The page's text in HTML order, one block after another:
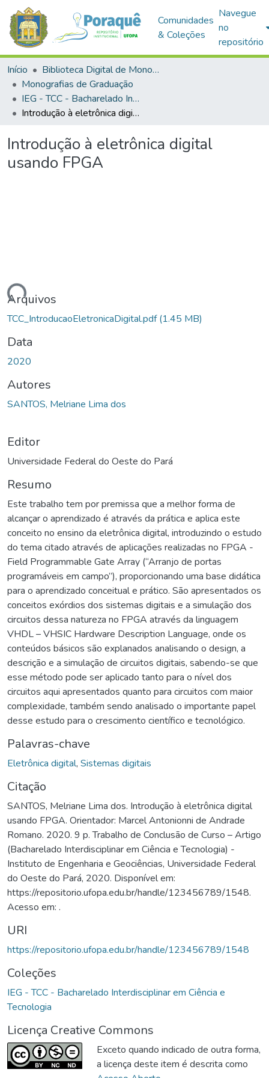
Comunidades
& Coleções
Navegue
no
repositório
Início
Biblioteca Digital de Monografias (BDM)
Monografias de Graduação
IEG - TCC - Bacharelado Interdisciplinar em Ciência e Tecnologia
Introdução à eletrônica digital usando FPGA
Introdução à eletrônica digital
usando FPGA
Arquivos
TCC_IntroducaoEletronicaDigital.pdf(1.45 MB)
Data
2020
Autores
SANTOS, Melriane Lima dos
Editor
Universidade Federal do Oeste do Pará
Resumo
Este trabalho tem por premissa que a melhor forma de
alcançar o aprendizado é através da prática e aplica este
conceito no ensino da eletrônica digital, introduzindo o estudo
do tema citado através de aplicações realizadas no FPGA -
Field Programmable Gate Array (“Arranjo de portas
programáveis em campo”), proporcionando uma base didática
para o aprendizado conceitual e prático. São apresentados os
conceitos exórdios dos sistemas digitais e a simulação dos
circuitos dessa natureza no FPGA através da linguagem
VHDL – VHSIC Hardware Description Language, onde os
conteúdos básicos são explanados analisando o design, a
descrição e a simulação de circuitos digitais, sabendo-se que
esse método pode ser aplicado tanto para o nível dos
circuitos aqui apresentados quanto para circuitos com maior
complexidade, também sendo analisado o importante papel
desse estudo para o crescimento científico e tecnológico.
Palavras-chave
Eletrônica digital, Sistemas digitais
Citação
SANTOS, Melriane Lima dos. Introdução à eletrônica digital
usando FPGA. Orientador: Marcel Antonionni de Andrade
Romano. 2020. 9 p. Trabalho de Conclusão de Curso – Artigo
(Bacharelado Interdisciplinar em Ciência e Tecnologia) -
Instituto de Engenharia e Geociências, Universidade Federal
do Oeste do Pará, 2020. Disponível em:
https://repositorio.ufopa.edu.br/handle/123456789/1548.
Acesso em: .
URI
https://repositorio.ufopa.edu.br/handle/123456789/1548
Coleções
IEG - TCC - Bacharelado Interdisciplinar em Ciência e
Tecnologia
Licença Creative Commons
Exceto quando indicado de outra forma,
a licença deste item é descrita como